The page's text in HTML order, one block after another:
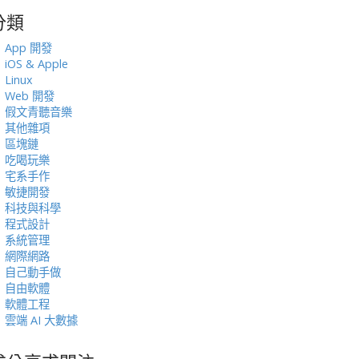
類
App 開發
iOS & Apple
Linux
Web 開發
假文青聽音樂
其他雜項
區塊鏈
吃喝玩樂
宅系手作
敏捷開發
科技與科學
程式設計
系統管理
網際網路
自己動手做
自由軟體
軟體工程
雲端 AI 大數據